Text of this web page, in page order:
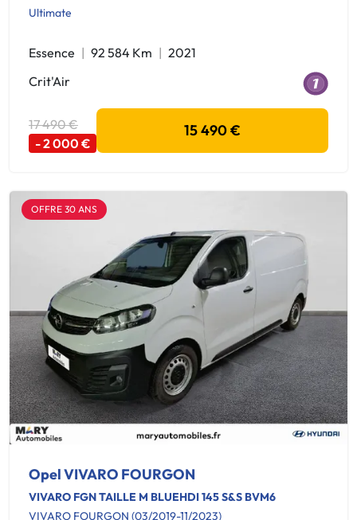
Ultimate
Essence 92 584 Km
2021
Crit'Air
17 490 €
- 2 000 €
15 490 €
OFFRE 30 ANS
Opel VIVARO FOURGON
VIVARO FGN TAILLE M BLUEHDI 145 S&S BVM6
VIVARO FOURGON (03/2019-11/2023)